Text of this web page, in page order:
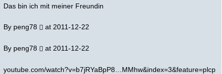
Das bin ich mit meiner Freundin
By peng78 at 2011-12-22
By peng78 at 2011-12-22
youtube.com/watch?v=b7jRYaBpP8…MMhw&index=3&feature=plcp